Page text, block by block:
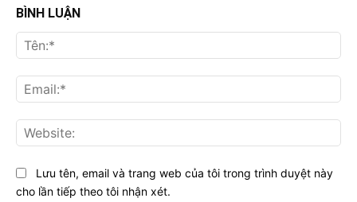
BÌNH LUẬN
Lưu tên, email và trang web của tôi trong trình duyệt này
cho lần tiếp theo tôi nhận xét.